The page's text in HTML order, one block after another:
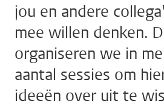
jou en andere
mee willen denken.
organiseren we in
aantal sessies om
ideeën over uit te